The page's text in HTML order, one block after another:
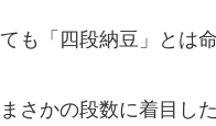
も「四段納豆」とは
さかの段数に着目し